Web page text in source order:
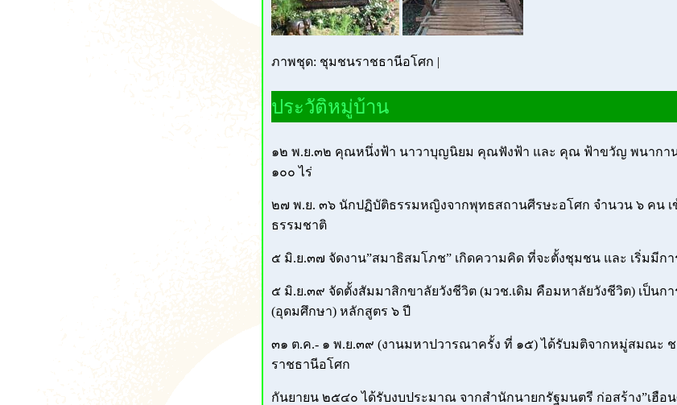
ภาพชุด: ชุมชนราชธานีอโศก |
ประวัติหมู่บ้าน
๑๒ พ.ย.๓๒ คุณหนึ่งฟ้า นาวาบุญนิยม คุณฟังฟ้า และ คุณ ฟ้าขวัญ พนากา
๑๐๐ ไร่
๒๗ พ.ย. ๓๖ นักปฏิบัติธรรมหญิงจากพุทธสถานศีรษะอโศก จำนวน ๖ คน เ
ธรรมชาติ
๕ มิ.ย.๓๗ จัดงาน”สมาธิสมโภช” เกิดความคิด ที่จะตั้งชุมชน และ เริ่มมีก
๕ มิ.ย.๓๙ จัดตั้งสัมมาสิกขาลัยวังชีวิต (มวช.เดิม คือมหาลัยวังชีวิต) เป็นก
(อุดมศึกษา) หลักสูตร ๖ ปี
๓๑ ต.ค.- ๑ พ.ย.๓๙ (งานมหาปวารณาครั้ง ที่ ๑๕) ได้รับมติจากหมู่สมณะ
ราชธานีอโศก
กันยายน ๒๕๔๐ ได้รับงบประมาณ จากสำนักนายกรัฐมนตรี ก่อสร้าง”เฮือ